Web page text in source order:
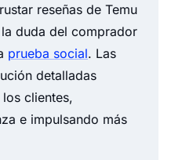
reseñas de Temu
duda del comprador
prueba social. Las
detalladas
clientes,
e impulsando más